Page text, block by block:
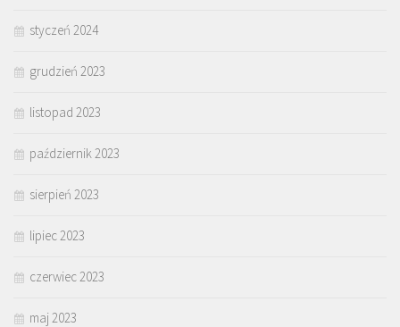
styczeń 2024
grudzień 2023
listopad 2023
październik 2023
sierpień 2023
lipiec 2023
czerwiec 2023
maj 2023